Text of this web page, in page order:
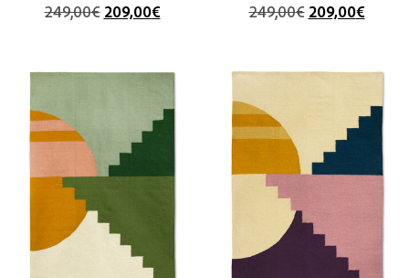
249,00€ 209,00€ 249,00€ 209,00€